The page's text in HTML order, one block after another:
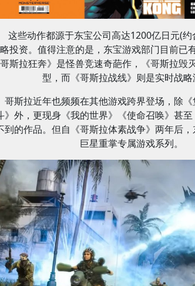
这些动作都源于东宝公司高达1200亿日元(
投资。值得注意的是，东宝游戏部门目前已
斯拉狂奔》是怪兽竞速奇葩作，《哥斯拉毁
型，而《哥斯拉战线》则是实时战略
哥斯拉近年也频频在其他游戏跨界登场，除
》外，更现身《我的世界》《使命召唤》甚
到的作品。但自《哥斯拉体素战争》两年后
巨星重掌专属游戏系列。